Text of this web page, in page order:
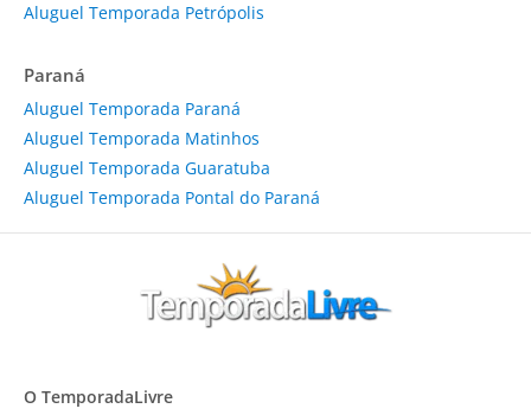
Aluguel Temporada Petrópolis
Paraná
Aluguel Temporada Paraná
Aluguel Temporada Matinhos
Aluguel Temporada Guaratuba
Aluguel Temporada Pontal do Paraná
O TemporadaLivre